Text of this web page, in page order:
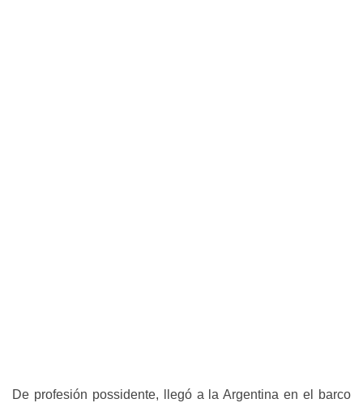
De profesión possidente, llegó a la Argentina en el barco